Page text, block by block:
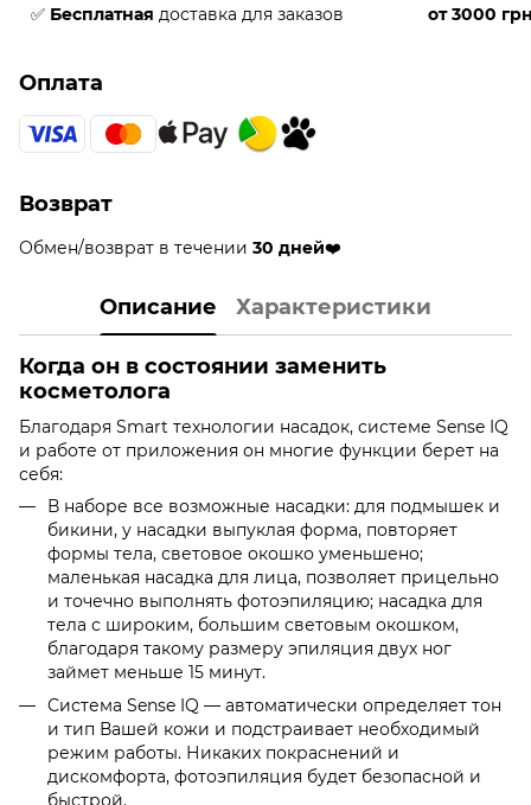
✅ Бесплатная доставка для заказов от 3000
Оплата
Возврат
Обмен/возврат в течении 30 дней❤️
Описание Характеристики
Когда он в состоянии заменить
косметолога
Благодаря Smart технологии насадок, системе Sense IQ
и работе от приложения он многие функции берет на
себя:
В наборе все возможные насадки: для подмышек и
бикини, у насадки выпуклая форма, повторяет
формы тела, световое окошко уменьшено;
маленькая насадка для лица, позволяет прицельно
и точечно выполнять фотоэпиляцию; насадка для
тела с широким, большим световым окошком,
благодаря такому размеру эпиляция двух ног
займет меньше 15 минут.
Система Sense IQ — автоматически определяет тон
и тип Вашей кожи и подстраивает необходимый
режим работы. Никаких покраснений и
дискомфорта, фотоэпиляция будет безопасной и
быстрой.